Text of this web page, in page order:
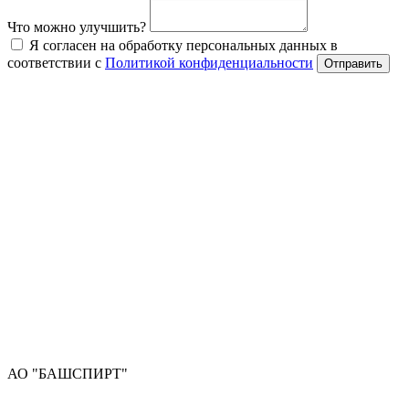
Что можно улучшить?
Я согласен на обработку персональных данных в
соответствии с Политикой конфиденциальности Отправить
АО "БАШСПИРТ"